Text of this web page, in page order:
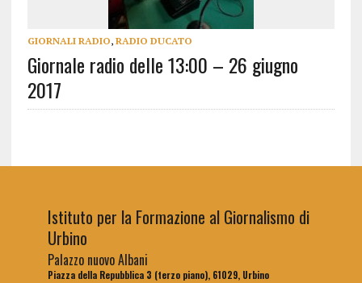
GIORNALI RADIO, RADIO DUCATO
Giornale radio delle 13:00 – 26 giugno
2017
Istituto per la Formazione al Giornalismo di
Urbino
Palazzo nuovo Albani
Piazza della Repubblica 3 (terzo piano), 61029, Urbino